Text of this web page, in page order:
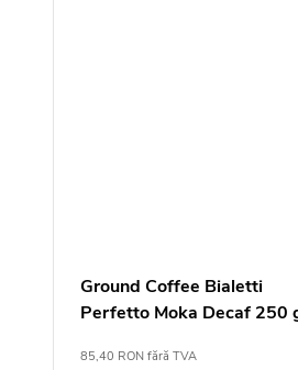
Ground Coffee Bialetti
Perfetto Moka Decaf 250
85,40 RON fără TVA